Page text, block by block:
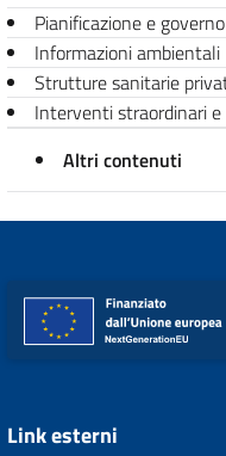
Pianificazione e
Informazioni ambientali
Strutture sanitarie
Interventi straordinari e
Altri contenuti
Link esterni